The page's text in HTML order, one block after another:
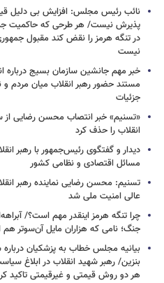
نائب رئیس مجلس: افزایش بی دلیل
پذیرش نیست/ هر طرحی که حاکمیت
در تنگه هرمز را نقض کند مقبول
نیست
خبر مهم جانشین سازمان بسیج درباره
مستند حضور رهبر انقلاب میان مردم و
جزئیات
«تسنیم» خبر انتصاب محسن رضایی از
انقلاب را حذف کرد
دیدار و گفتگوی رئیس‌جمهور با رهبر
مسائل اقتصادی و نظامی کشور
تسنیم: محسن رضایی نماینده رهبر
عالی امنیت ملی شد
چرا تنگه هرمز اینقدر مهم است؟/
جنگ؛ نامی که هزاران مایل آن‌سوتر هم
بیانیه مجلس خطاب به پزشکیان
بنزین/ رهبر شهید انقلاب در ابلاغ
هر دو روش قیمتی و غیرقیمتی تاکید